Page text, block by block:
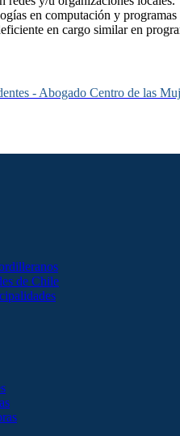
en computación y
en cargo similar en
- Abogado Centro de las
de Chile